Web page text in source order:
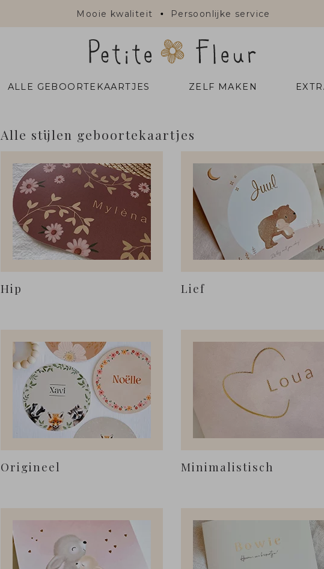
Mooie kwaliteit Persoonlijke service
ALLE GEBOORTEKAARTJES ZELF MAKEN
Alle stijlen geboortekaartjes
Hip Lief
Origineel Minimalistisch